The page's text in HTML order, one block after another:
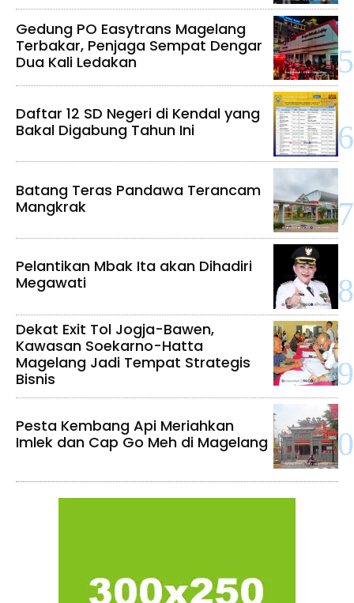
Gedung PO Easytrans Magelang
Terbakar, Penjaga Sempat Dengar
Dua Kali Ledakan
Daftar 12 SD Negeri di Kendal yang
Bakal Digabung Tahun Ini
Batang Teras Pandawa Terancam
Mangkrak
Pelantikan Mbak Ita akan Dihadiri
Megawati
Dekat Exit Tol Jogja-Bawen,
Kawasan Soekarno-Hatta
Magelang Jadi Tempat Strategis
Bisnis
Pesta Kembang Api Meriahkan
Imlek dan Cap Go Meh di Magelang